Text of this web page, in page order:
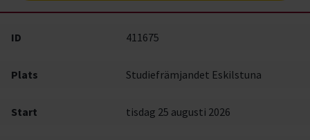
ID 411675
Plats Studiefrämjandet Eskilstuna
Start tisdag 25 augusti 2026